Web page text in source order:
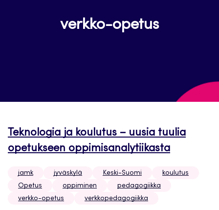
verkko-opetus
Teknologia ja koulutus – uusia tuulia
opetukseen oppimisanalytiikasta
jamk jyväskylä Keski-Suomi
koulutus
Opetus
oppiminen
pedagogiikka
verkko-opetus
verkkopedagogiikka